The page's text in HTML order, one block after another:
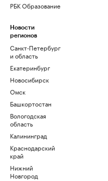
РБК Образование
Новости
регионов
Санкт-Петербург
и область
Екатеринбург
Новосибирск
Омск
Башкортостан
Вологодская
область
Калининград
Краснодарский
край
Нижний
Новгород